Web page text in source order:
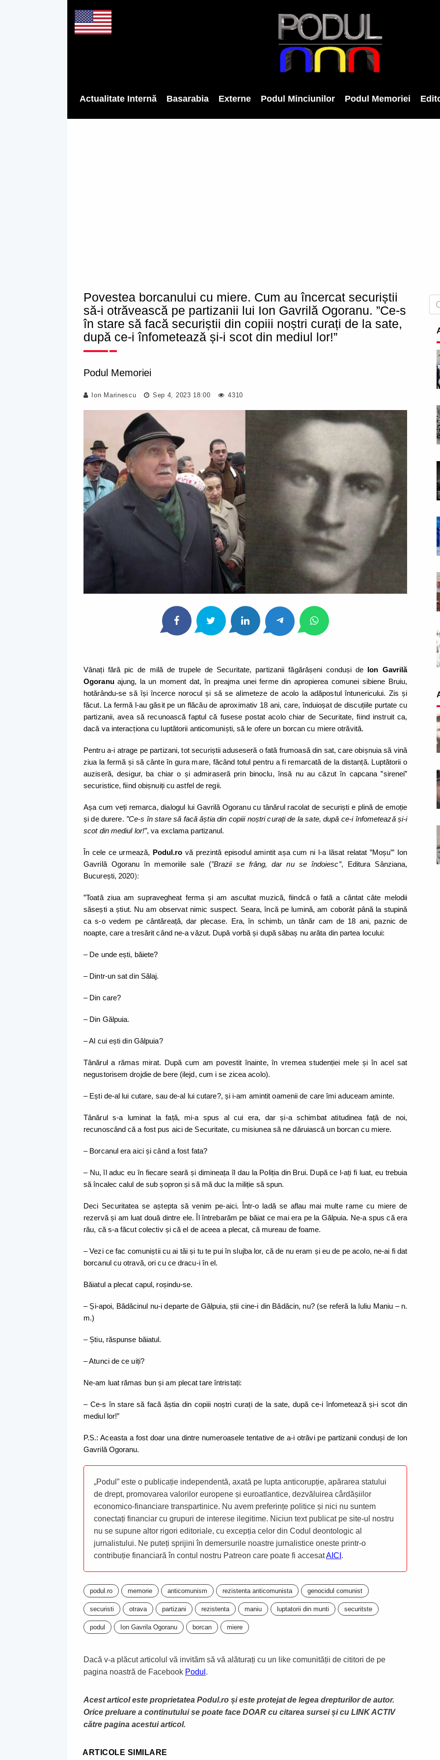
Actualitate Internă Basarabia Externe Podul Minciunilor Podul Memoriei
Povestea borcanului cu miere. Cum au încercat securiștii
să-i otrăvească pe partizanii lui Ion Gavrilă Ogoranu. ”Ce-s
în stare să facă securiștii din copiii noștri curați de la sate,
după ce-i înfometează și-i scot din mediul lor!”
Podul Memoriei
Ion Marinescu Sep 4, 2023 18:00 4310
Vânați fără pic de milă de trupele de Securitate, partizanii făgărășeni conduși de Ion Gavrilă
Ogoranuajung, la un moment dat, în preajma unei ferme din apropierea comunei sibiene Bruiu,
hotărându-se să își încerce norocul și să se alimeteze de acolo la adăpostul întunericului. Zis și
făcut. La fermă l-au găsit pe un flăcău de aproximativ 18 ani, care, înduioșat de discuțiile purtate cu
partizanii, avea să recunoască faptul că fusese postat acolo chiar de Securitate, fiind instruit ca,
dacă va interacționa cu luptătorii anticomuniști, să le ofere un borcan cu miere otrăvită.
Pentru a-i atrage pe partizani, tot securiștii aduseseră o fată frumoasă din sat, care obișnuia să vină
ziua la fermă și să cânte în gura mare, făcând totul pentru a fi remarcată de la distanță. Luptătorii o
auziseră, desigur, ba chiar o și admiraseră prin binoclu, însă nu au căzut în capcana ”sirenei”
securistice, fiind obișnuiți cu astfel de regii.
Așa cum veți remarca, dialogul lui Gavrilă Ogoranu cu tânărul racolat de securiști e plină de emoție
și de durere. ”Ce-s în stare să facă ăștia din copiii noștri curați de la sate, după ce-i înfometează și-i
scot din mediul lor!”, va exclama partizanul.
În cele ce urmează, Podul.ro vă prezintă episodul amintit așa cum ni l-a lăsat relatat ”Moșu’” Ion
Gavrilă Ogoranu în memoriile sale (”Brazii se frâng, dar nu se îndoiesc”, Editura Sânziana,
București, 2020):
”Toată ziua am supravegheat ferma și am ascultat muzică, fiindcă o fată a cântat câte melodii
săsești a știut. Nu am observat nimic suspect. Seara, încă pe lumină, am coborât până la stupină
ca s-o vedem pe cântăreață, dar plecase. Era, în schimb, un tânăr cam de 18 ani, paznic de
noapte, care a tresărit când ne-a văzut. După vorbă și după săbaș nu arăta din partea locului:
– De unde ești, băiete?
– Dintr-un sat din Sălaj.
– Din care?
– Din Gălpuia.
– Al cui ești din Gălpuia?
Tânărul a rămas mirat. După cum am povestit înainte, în vremea studenției mele și în acel sat
negustorisem drojdie de bere (ilejd, cum i se zicea acolo).
– Ești de-al lui cutare, sau de-al lui cutare?, și i-am amintit oamenii de care îmi aduceam aminte.
Tânărul s-a luminat la față, mi-a spus al cui era, dar și-a schimbat atitudinea față de noi,
recunoscând că a fost pus aici de Securitate, cu misiunea să ne dăruiască un borcan cu miere.
– Borcanul era aici și când a fost fata?
– Nu, îl aduc eu în fiecare seară și dimineața îl dau la Poliția din Brui. După ce l-ați fi luat, eu trebuia
să încalec calul de sub șopron și să mă duc la miliție să spun.
Deci Securitatea se aștepta să venim pe-aici. Într-o ladă se aflau mai multe rame cu miere de
rezervă și am luat două dintre ele. Îl întrebarăm pe băiat ce mai era pe la Gălpuia. Ne-a spus că era
rău, că s-a făcut colectiv și că el de aceea a plecat, că mureau de foame.
– Vezi ce fac comuniștii cu ai tăi și tu te pui în slujba lor, că de nu eram și eu de pe acolo, ne-ai fi dat
borcanul cu otravă, ori cu ce dracu-i în el.
Băiatul a plecat capul, roșindu-se.
– Și-apoi, Bădăcinul nu-i departe de Gălpuia, știi cine-i din Bădăcin, nu? (se referă la Iuliu Maniu – n.
m.)
– Știu, răspunse băiatul.
– Atunci de ce uiți?
Ne-am luat rămas bun și am plecat tare întristați:
– Ce-s în stare să facă ăștia din copiii noștri curați de la sate, după ce-i înfometează și-i scot din
mediul lor!”
P.S.: Aceasta a fost doar una dintre numeroasele tentative de a-i otrăvi pe partizanii conduși de Ion
Gavrilă Ogoranu.
„Podul” este o publicație independentă, axată pe lupta anticorupție, apărarea statului
de drept, promovarea valorilor europene și euroatlantice, dezvăluirea cârdășiilor
economico-financiare transpartinice. Nu avem preferințe politice și nici nu suntem
conectați financiar cu grupuri de interese ilegitime. Niciun text publicat pe site-ul nostru
nu se supune altor rigori editoriale, cu excepția celor din Codul deontologic al
jurnalistului. Ne puteți sprijini în demersurile noastre jurnalistice oneste printr-o
contribuție financiară în contul nostru Patreon care poate fi accesatAICI .
podul.ro memorie anticomunism rezistenta anticomunista genocidul comunist
securisti otrava partizani rezistenta maniu luptatorii din munti securitste
podul Ion Gavrila Ogoranu borcan miere
Dacă v-a plăcut articolul vă invităm să vă alăturați cu un like comunității de cititori de pe
pagina noastră de Facebook Podul .
Acest articol este proprietatea Podul.ro și este protejat de legea drepturilor de autor.
Orice preluare a continutului se poate face DOAR cu citarea sursei și cu LINK ACTIV
către pagina acestui articol.
ARTICOLE SIMILARE